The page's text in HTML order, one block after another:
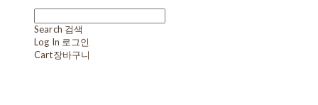
Search 검색
Log In 로그인
Cart장바구니